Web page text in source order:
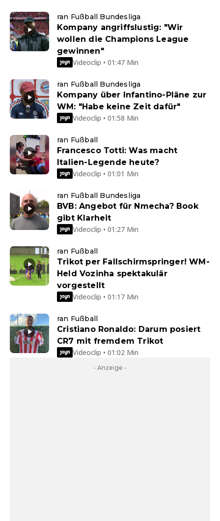
ran Fußball Bundesliga
Kompany angriffslustig: "Wir
wollen die Champions League
gewinnen"
Videoclip • 01:47 Min
ran Fußball Bundesliga
Kompany über Infantino-Pläne zur
WM: "Habe keine Zeit dafür"
Videoclip • 01:58 Min
ran Fußball
Francesco Totti: Was macht
Italien-Legende heute?
Videoclip • 01:01 Min
ran Fußball Bundesliga
BVB: Angebot für Nmecha? Book
gibt Klarheit
Videoclip • 01:27 Min
ran Fußball
Trikot per Fallschirmspringer! WM-
Held Vozinha spektakulär
vorgestellt
Videoclip • 01:17 Min
ran Fußball
Cristiano Ronaldo: Darum posiert
CR7 mit fremdem Trikot
Videoclip • 01:02 Min
- Anzeige -